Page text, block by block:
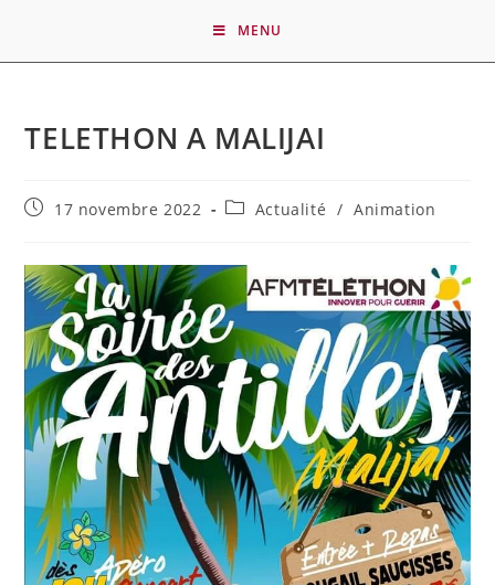
MENU
TELETHON A MALIJAI
17 novembre 2022 Actualité / Animation